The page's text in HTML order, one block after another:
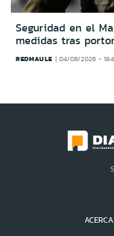
Seguridad en el
medidas tras
REDMAULE 04/08/2026 -